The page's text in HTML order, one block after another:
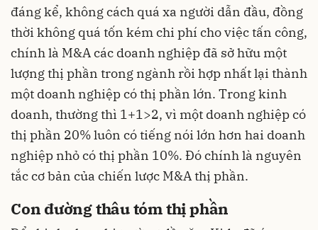
đáng kể, không cách quá xa người dẫn đầu, đồng
thời không quá tốn kém chi phí cho việc tấn công,
chính là M&A các doanh nghiệp đã sở hữu một
lượng thị phần trong ngành rồi hợp nhất lại thành
một doanh nghiệp có thị phần lớn. Trong kinh
doanh, thường thì 1+1>2, vì một doanh nghiệp có
thị phần 20% luôn có tiếng nói lớn hơn hai doanh
nghiệp nhỏ có thị phần 10%. Đó chính là nguyên
tắc cơ bản của chiến lược M&A thị phần.
Con đường thâu tóm thị phần